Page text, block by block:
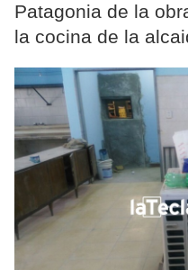
Patagonia de la
la cocina de la